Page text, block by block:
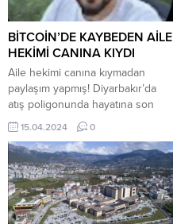
BİTCOİN’DE KAYBEDEN AİLE
HEKİMİ CANINA KIYDI
Aile hekimi canına kıymadan
paylaşım yapmış! Diyarbakır’da
atış poligonunda hayatına son
veren aile hekimi 33 yaşındaki
G.Ç.’nin, sosyal medya
hesabından Bitcoin’de yüksek
miktarda zarar yaptığını paylaştığı
ortaya çıktı. Takipçileri ise üzgün
oldukları yorumunda bulundu
Diyarbakır’da, edinilen bilgilere
15.04.2024 0